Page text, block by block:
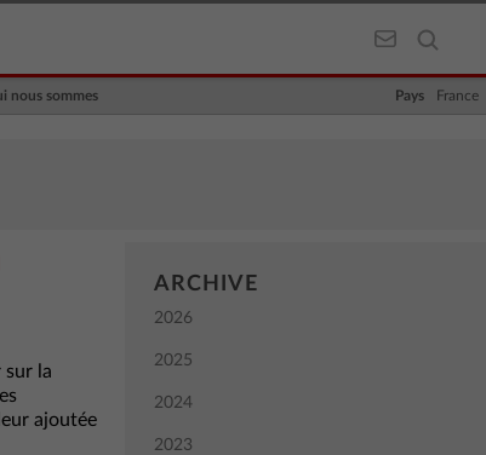
nous sommes Pays France
sur la
ajoutée
ARCHIVE
2026
2025
2024
2023